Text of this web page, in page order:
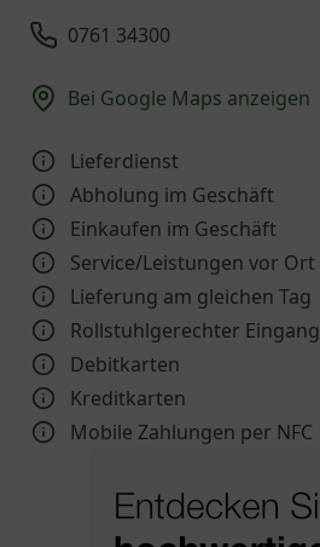
0761 34300
Bei Google Maps anzeigen
Lieferdienst
Abholung im Geschäft
Einkaufen im Geschäft
Service/Leistungen vor Ort
Lieferung am gleichen Tag
Rollstuhlgerechter Eingang
Debitkarten
Kreditkarten
Mobile Zahlungen per NFC